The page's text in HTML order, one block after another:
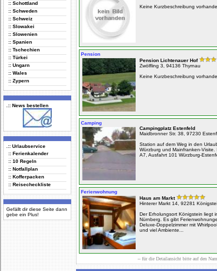
:: Schottland
:: Schweden
:: Schweiz
:: Slowakei
:: Slowenien
:: Spanien
:: Tschechien
:: Türkei
:: Ungarn
:: Wales
:: Zypern
.:: News bestellen
.:: Urlaubservice
:: Ferienkalender
:: 10 Regeln
:: Notfallplan
:: Kofferpacken
:: Reisecheckliste
Gefällt dir diese Seite dann
gebe ein Plus!
Keine Kurzbeschreibung
Pension
Pension Lichtenauer Hof
Zwölfling 3, 94136 Thyrnau
Keine Kurzbeschreibung
Camping
Campingplatz Estenfeld
Maidbronner Str. 38, 97230
Station auf dem Weg in den
Würzburg und Mainfranken-
A7, Ausfahrt 101 Würzburg-
Ferienwohnung
Haus am Markt
Hinterer Markt 14, 92281
Der Erholungsort Königstein liegt
Nürnberg. Es gibt
Deluxe-Doppelzimmer mit
und viel Ambiente...
-- für die Detailansicht bitte auf den